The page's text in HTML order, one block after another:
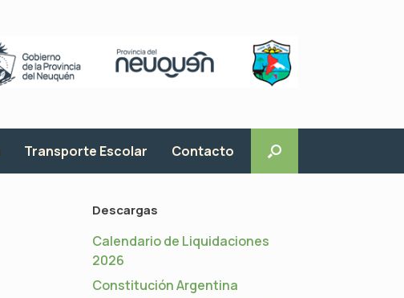
Transporte Escolar Contacto
Descargas
Calendario de Liquidaciones
2026
Constitución Argentina